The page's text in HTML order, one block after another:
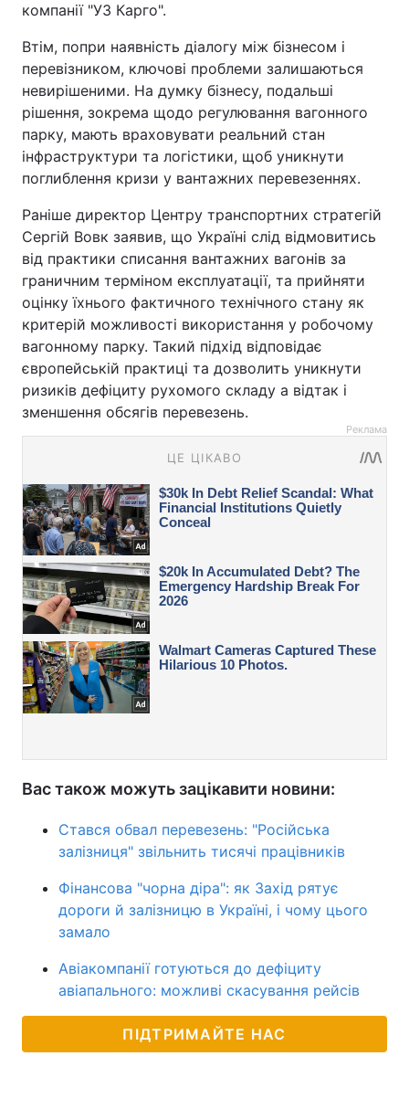
компанії "УЗ Карго".
Втім, попри наявність діалогу між бізнесом і
перевізником, ключові проблеми залишаються
невирішеними. На думку бізнесу, подальші
рішення, зокрема щодо регулювання вагонного
парку, мають враховувати реальний стан
інфраструктури та логістики, щоб уникнути
поглиблення кризи у вантажних перевезеннях.
Раніше директор Центру транспортних стратегій
Сергій Вовк заявив, що Україні слід відмовитись
від практики списання вантажних вагонів за
граничним терміном експлуатації, та прийняти
оцінку їхнього фактичного технічного стану як
критерій можливості використання у робочому
вагонному парку. Такий підхід відповідає
європейській практиці та дозволить уникнути
ризиків дефіциту рухомого складу а відтак і
зменшення обсягів перевезень.
Реклама
Вас також можуть зацікавити новини:
Стався обвал перевезень: "Російська
залізниця" звільнить тисячі працівників
Фінансова "чорна діра": як Захід рятує
дороги й залізницю в Україні, і чому цього
замало
Авіакомпанії готуються до дефіциту
авіапального: можливі скасування рейсів
ПІДТРИМАЙТЕ НАС